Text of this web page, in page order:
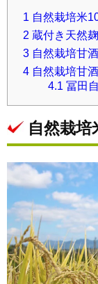
1 自然栽培米
2 蔵付き天然
3 自然栽培甘
4 自然栽培甘
4.1 冨田
自然栽培